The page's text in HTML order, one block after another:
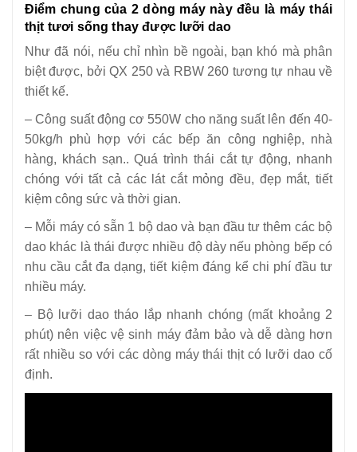
Điểm chung của 2 dòng máy này đều là máy thái
thịt tươi sống thay được lưỡi dao
Như đã nói, nếu chỉ nhìn bề ngoài, bạn khó mà phân
biệt được, bởi QX 250 và RBW 260 tương tự nhau về
thiết kế.
– Công suất động cơ 550W cho năng suất lên đến 40-
50kg/h phù hợp với các bếp ăn công nghiệp, nhà
hàng, khách sạn.. Quá trình thái cắt tự động, nhanh
chóng với tất cả các lát cắt mỏng đều, đẹp mắt, tiết
kiệm công sức và thời gian.
– Mỗi máy có sẵn 1 bộ dao và bạn đầu tư thêm các bộ
dao khác là thái được nhiều độ dày nếu phòng bếp có
nhu cầu cắt đa dạng, tiết kiệm đáng kể chi phí đầu tư
nhiều máy.
– Bộ lưỡi dao tháo lắp nhanh chóng (mất khoảng 2
phút) nên việc vệ sinh máy đảm bảo và dễ dàng hơn
rất nhiều so với các dòng máy thái thịt có lưỡi dao cố
định.